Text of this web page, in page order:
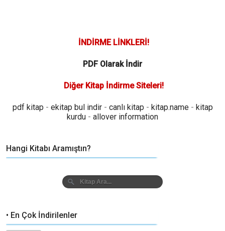
İNDİRME LİNKLERİ!
PDF Olarak İndir
Diğer Kitap İndirme Siteleri!
pdf kitap - ekitap bul indir- canlı kitap - kitap.name- kitap
kurdu - allover information
Hangi Kitabı Aramıştın?
• En Çok İndirilenler